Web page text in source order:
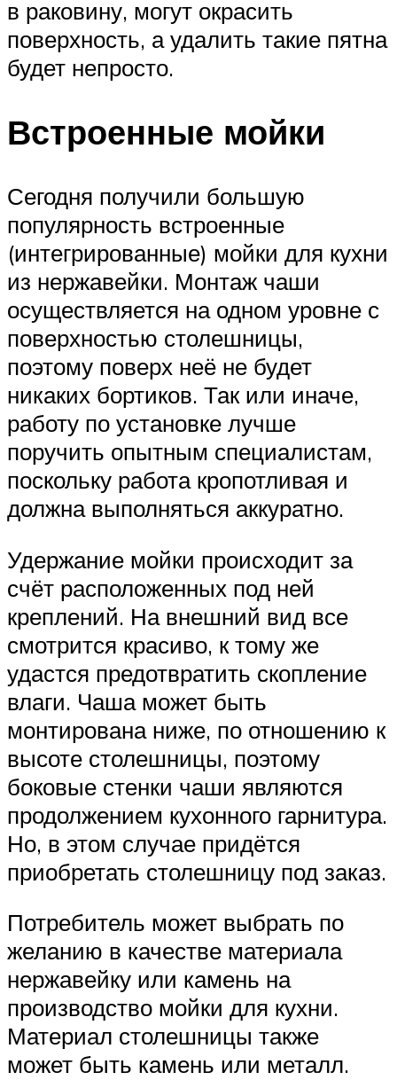
в раковину, могут окрасить
поверхность, а удалить такие пятна
будет непросто.
Встроенные мойки
Сегодня получили большую
популярность встроенные
(интегрированные) мойки для кухни
из нержавейки. Монтаж чаши
осуществляется на одном уровне с
поверхностью столешницы,
поэтому поверх неё не будет
никаких бортиков. Так или иначе,
работу по установке лучше
поручить опытным специалистам,
поскольку работа кропотливая и
должна выполняться аккуратно.
Удержание мойки происходит за
счёт расположенных под ней
креплений. На внешний вид все
смотрится красиво, к тому же
удастся предотвратить скопление
влаги. Чаша может быть
монтирована ниже, по отношению к
высоте столешницы, поэтому
боковые стенки чаши являются
продолжением кухонного гарнитура.
Но, в этом случае придётся
приобретать столешницу под заказ.
Потребитель может выбрать по
желанию в качестве материала
нержавейку или камень на
производство мойки для кухни.
Материал столешницы также
может быть камень или металл.